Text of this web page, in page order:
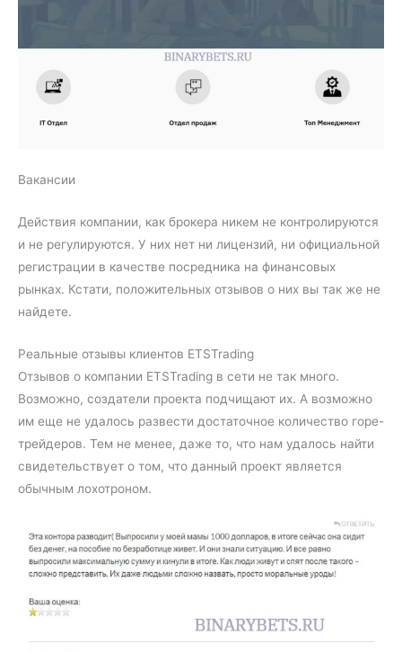
Вакансии
Действия компании, как брокера никем не контролируются
и не регулируются. У них нет ни лицензий, ни официальной
регистрации в качестве посредника на финансовых
рынках. Кстати, положительных отзывов о них вы так же не
найдете.
Реальные отзывы клиентов ETSTrading
Отзывов о компании ETSTrading в сети не так много.
Возможно, создатели проекта подчищают их. А возможно
им еще не удалось развести достаточное количество горе-
трейдеров. Тем не менее, даже то, что нам удалось найти
свидетельствует о том, что данный проект является
обычным лохотроном.